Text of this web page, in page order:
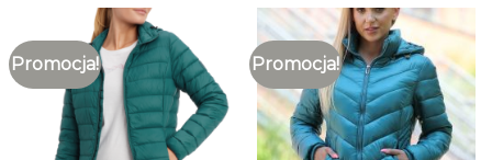
Promocja! Promocja!